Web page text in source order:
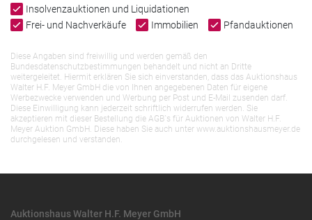
Insolvenzauktionen und Liquidationen
Frei- und Nachverkäufe
Immobilien Pfandauktionen
Diese Angaben sind freiwillig und werden gemäß den
Bundesdatenschutzbestimmungen behandelt und nicht an Dritte
weitergeleitet. Hiermit erklären Sie sich einverstanden, dass das Auktionshaus
Walter H.F. Meyer GmbH die von Ihnen angegebenen Daten für eigene
Werbezwecke verwenden und Werbung per Post und E-Mail zusenden darf.
Diese Einwilligung kann jederzeit schriftlich widerrufen werden. Sie
akzeptieren mit dieser Bestellung die AGB`s für Auktionen von Walter H.F.
Meyer Auktion GmbH. Diese haben Sie auch unter www.auktionshausmeyer.de
durchgelesen und verstanden.
Auktionshaus Walter H.F. Meyer GmbH